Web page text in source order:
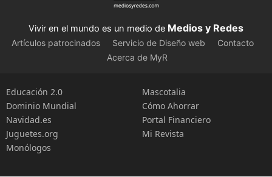
Vivir en el mundo es un medio de Medios y Redes
Artículos patrocinados Servicio de Diseño web
Contacto
Acerca de MyR
Educación 2.0
Dominio Mundial
Navidad.es
Juguetes.org
Monólogos
Mascotalia
Cómo Ahorrar
Portal Financiero
Mi Revista